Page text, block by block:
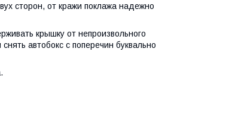
сторон, от кражи поклажа надежно
крышку от непроизвольного
автобокс с поперечин буквально